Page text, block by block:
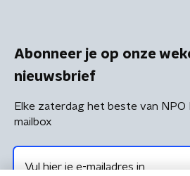
Abonneer je op onze
nieuwsbrief
Elke zaterdag het beste van NPO
mailbox